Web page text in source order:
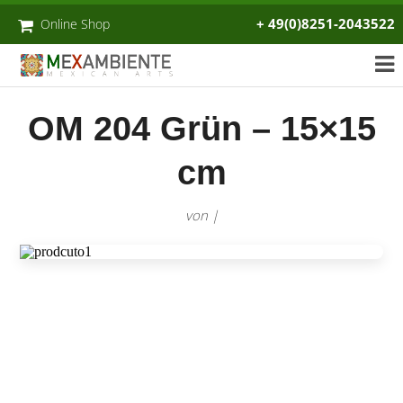
Online Shop + 49(0)8251-2043522
OM 204 Grün – 15×15
cm
von |